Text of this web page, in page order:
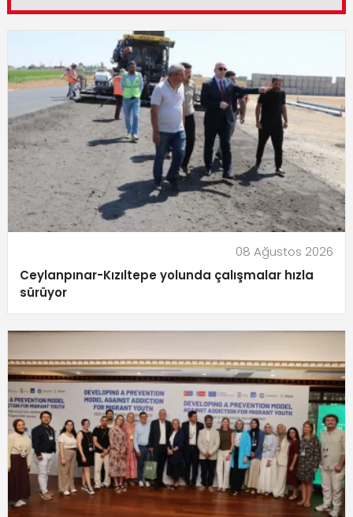
08 Ağustos 2026
Ceylanpınar-Kızıltepe yolunda çalışmalar hızla
sürüyor